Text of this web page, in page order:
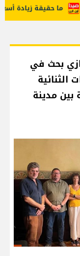
ما حقيقة زيادة أسعار
بحث في
الثنائية
بين مدينة